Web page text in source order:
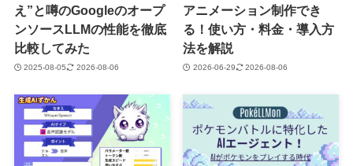
え”と噂のGoogleのオープ
ンソースLLMの性能を徹底
比較してみた
2025-08-05 2026-08-06
アニメーション制作でき
る！使い方・料金・導入方
法を解説
2026-06-29 2026-08-06